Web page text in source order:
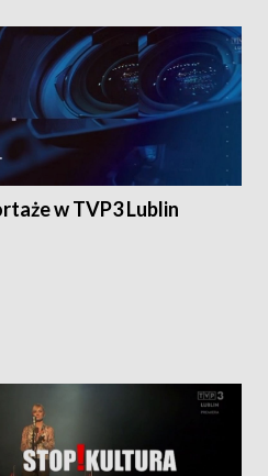
w TVP3 Lublin